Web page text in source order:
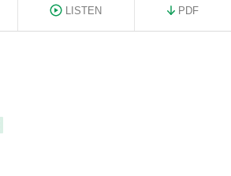
LISTEN PDF